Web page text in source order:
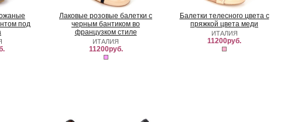
под
Лаковые розовые балетки с
черным бантиком во
французком стиле
ИТАЛИЯ
11200руб.
Балетки телесного цвета с
пряжкой цвета меди
ИТАЛИЯ
11200руб.